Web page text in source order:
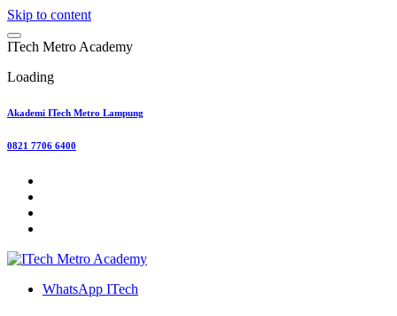
Skip to content
ITech Metro Academy
Loading
Akademi ITech Metro Lampung
0821 7706 6400
WhatsApp ITech